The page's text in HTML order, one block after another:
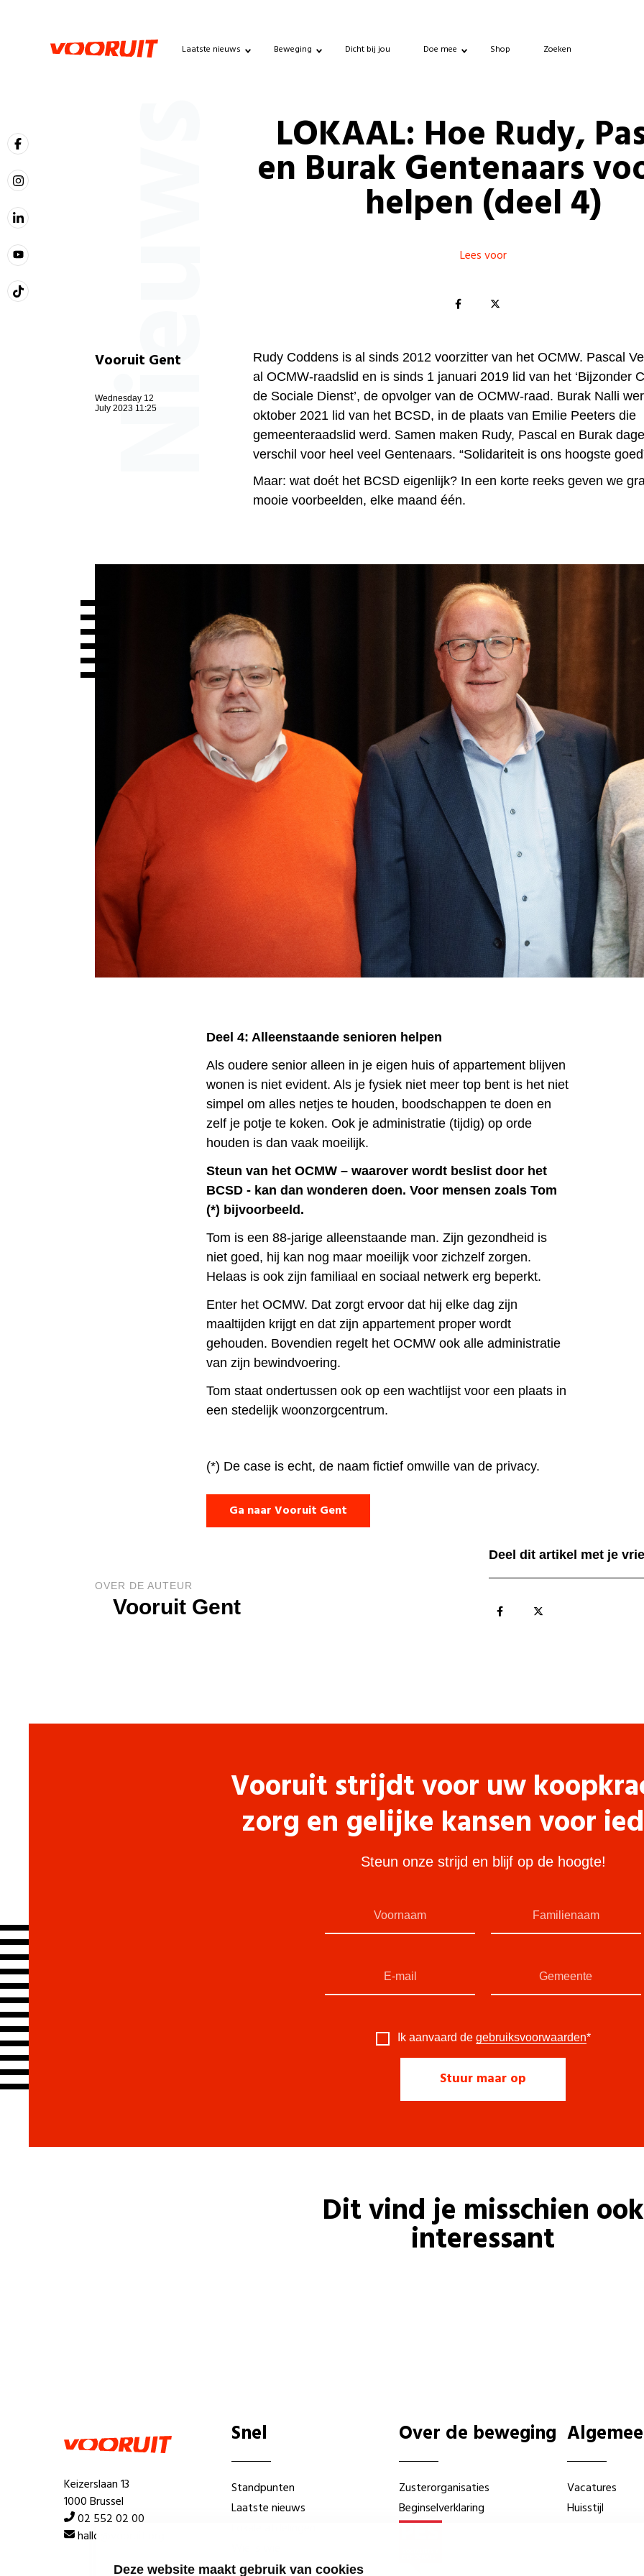
Deze website maakt gebruik van cookies
Laatste nieuws Beweging Dicht bij jou Doe mee Shop Zoeken
Nieuws LOKAAL: Hoe Rudy,
en Burak Gentenaars
helpen (deel 4)
Lees voor
Vooruit Gent
Wednesday 12
July 2023 11:25
Rudy Coddens is al sinds 2012 voorzitter van het OCMW. Pascal
al OCMW-raadslid en is sinds 1 januari 2019 lid van het ‘Bijzonder
de Sociale Dienst’, de opvolger van de OCMW-raad. Burak Nalli
oktober 2021 lid van het BCSD, in de plaats van Emilie Peeters die
gemeenteraadslid werd. Samen maken Rudy, Pascal en Burak
verschil voor heel veel Gentenaars. “Solidariteit is ons hoogste
Maar: wat doét het BCSD eigenlijk? In een korte reeks geven we
mooie voorbeelden, elke maand één.
Deel 4: Alleenstaande senioren helpen
Als oudere senior alleen in je eigen huis of appartement blijven
wonen is niet evident. Als je fysiek niet meer top bent is het niet
simpel om alles netjes te houden, boodschappen te doen en
zelf je potje te koken. Ook je administratie (tijdig) op orde
houden is dan vaak moeilijk.
Steun van het OCMW – waarover wordt beslist door het
BCSD - kan dan wonderen doen. Voor mensen zoals Tom
(*) bijvoorbeeld.
Tom is een 88-jarige alleenstaande man. Zijn gezondheid is
niet goed, hij kan nog maar moeilijk voor zichzelf zorgen.
Helaas is ook zijn familiaal en sociaal netwerk erg beperkt.
Enter het OCMW. Dat zorgt ervoor dat hij elke dag zijn
maaltijden krijgt en dat zijn appartement proper wordt
gehouden. Bovendien regelt het OCMW ook alle administratie
van zijn bewindvoering.
Tom staat ondertussen ook op een wachtlijst voor een plaats in
een stedelijk woonzorgcentrum.
(*) De case is echt, de naam fictief omwille van de privacy.
Ga naar Vooruit Gent
OVER DE AUTEUR
Vooruit Gent
Deel dit artikel met je
Vooruit strijdt voor uw
zorg en gelijke kansen voor
Steun onze strijd en blijf op de hoogte!
Ik aanvaard de gebruiksvoorwaarden*
Dit vind je misschien ook
interessant
Keizerslaan 13
1000 Brussel
02 552 02 00
hallo@vooruit.org
Snel
Standpunten
Laatste nieuws
Over de beweging
Zusterorganisaties
Beginselverklaring
Vacatures
Huisstijl